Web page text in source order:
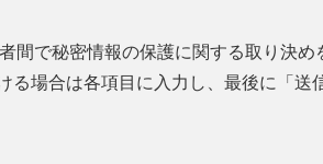
間で秘密情報の保護に関する取り決め
る場合は各項目に入力し、最後に「送